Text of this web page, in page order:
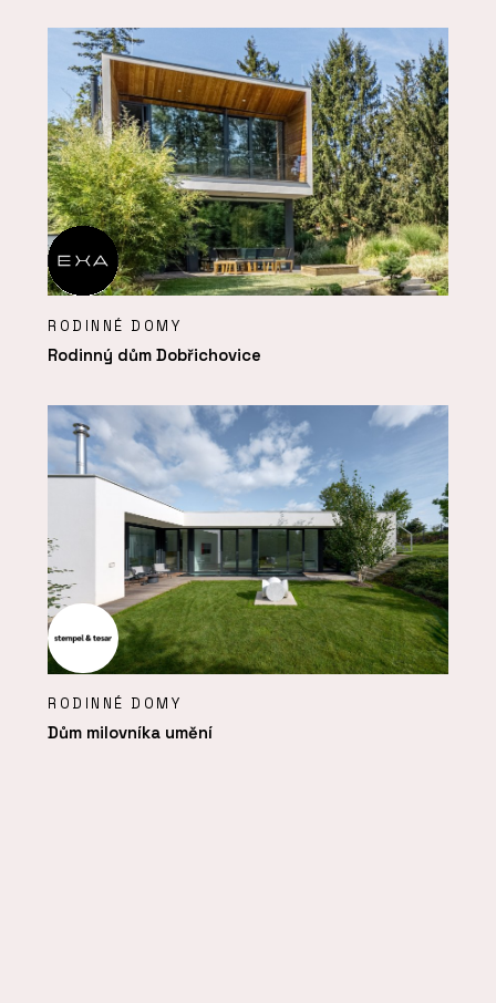
RODINNÉ DOMY
Rodinný dům Dobřichovice
RODINNÉ DOMY
Dům milovníka umění